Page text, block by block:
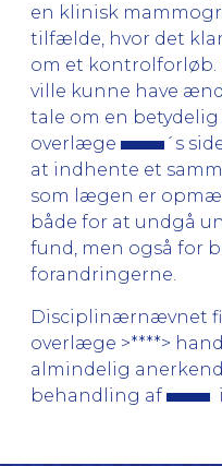
en klinisk
tilfælde, hvor det
om et kontrolforløb.
ville kunne have
tale om en betydelig
overlæge
´s
at indhente et
som lægen er
både for at undgå
fund, men også for
forandringerne.
Disciplinærnævnet
overlæge >****>
almindelig
behandling af
i